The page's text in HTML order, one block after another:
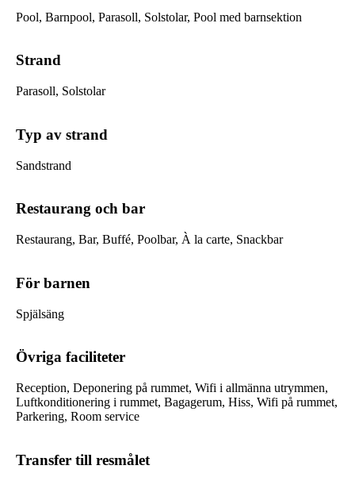
Pool, Barnpool, Parasoll, Solstolar, Pool med barnsektion
Strand
Parasoll, Solstolar
Typ av strand
Sandstrand
Restaurang och bar
Restaurang, Bar, Buffé, Poolbar, À la carte, Snackbar
För barnen
Spjälsäng
Övriga faciliteter
Reception, Deponering på rummet, Wifi i allmänna utrymmen,
Luftkonditionering i rummet, Bagagerum, Hiss, Wifi på rummet,
Parkering, Room service
Transfer till resmålet